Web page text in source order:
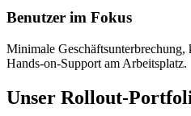
Benutzer im Fokus
Minimale
Hands-on-Support am Arbeitsplatz.
Unser Rollout-